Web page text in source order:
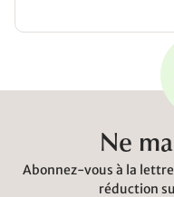
Ne
Abonnez-vous à la
réduction